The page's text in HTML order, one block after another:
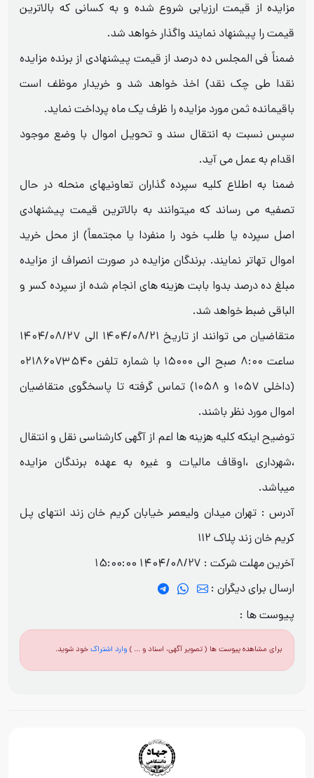
مزایده از قیمت ارزیابی شروع شده و به کسانی که بالاترین
قیمت را پیشنهاد نمایند واگذار خواهد شد.
ضمناً فی المجلس ده درصد از قیمت پیشنهادی از برنده مزایده
نقدا طی چک نقد) اخذ خواهد شد و خریدار موظف است
باقیمانده ثمن مورد مزایده را ظرف یک ماه پرداخت نماید.
سپس نسبت به انتقال سند و تحویل اموال با وضع موجود
اقدام به عمل می آید.
ضمنا به اطلاع کلیه سپرده گذاران تعاونیهای منحله در حال
تصفیه می رساند که میتوانند به بالاترین قیمت پیشنهادی
اصل سپرده یا طلب خود را منفردا یا مجتمعاً) از محل خرید
اموال تهاتر نمایند. برندگان مزایده در صورت انصراف از مزایده
مبلغ ده درصد بدوا بابت هزینه های انجام شده از سپرده کسر و
الباقی ضبط خواهد شد.
متقاضیان می توانند از تاریخ ۱۴۰۴/۰۸/۲۱ الی ۱۴۰۴/۰۸/۲۷
ساعت ۸:۰۰ صبح الی ۱۵۰۰۰ با شماره تلفن ۰۲۱۸۶۰۷۳۵۴۰
(داخلی ۱۰۵۷ و ۱۰۵۸) تماس گرفته تا پاسخگوی متقاضیان
اموال مورد نظر باشند.
توضیح اینکه کلیه هزینه ها اعم از آگهی کارشناسی نقل و انتقال
،شهرداری ،اوقاف مالیات و غیره به عهده برندگان مزایده
میباشد.
آدرس : تهران میدان ولیعصر خیابان کریم خان زند انتهای پل
کریم خان زند پلاک ۱۱۲
آخرین مهلت شرکت : 1404/08/27 15:00:00
ارسال برای دیگران :
پیوست ها :
برای مشاهده پیوست ها ( تصویر آگهی، اسناد و ... ) وارد اشتراکخود شوید.